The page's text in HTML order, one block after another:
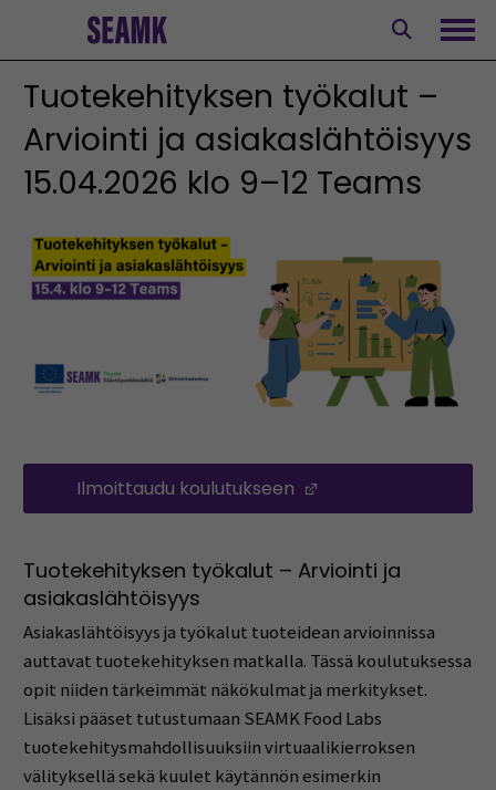
Tuotekehityksen työkalut –
Arviointi ja asiakaslähtöisyys
15.04.2026 klo 9–12 Teams
Ilmoittaudu koulutukseen
Tuotekehityksen työkalut – Arviointi ja
asiakaslähtöisyys
Asiakaslähtöisyys ja työkalut tuoteidean arvioinnissa
auttavat tuotekehityksen matkalla. Tässä koulutuksessa
opit niiden tärkeimmät näkökulmat ja merkitykset.
Lisäksi pääset tutustumaan SEAMK Food Labs
tuotekehitysmahdollisuuksiin virtuaalikierroksen
välityksellä sekä kuulet käytännön esimerkin